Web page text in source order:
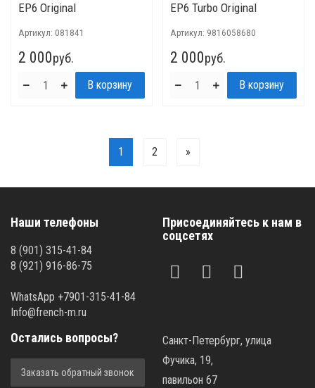
EP6 Original
Артикул: 081841
2 000руб.
ЕР6 Turbo Original
Артикул: 9816058680
2 000руб.
1 2 »
Наши телефоны
8 (901) 315-41-84
8 (921) 916-86-75
WhatsApp +7901-315-41-84
Info@french-m.ru
Присоединяйтесь к нам в
соцсетях
Остались вопросы?
Заказать обратный звонок
Санкт-Петербург, улица
Фучика, 19,
павильон 67